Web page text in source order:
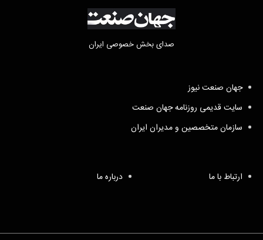
صدای بخش خصوصی ایران
جهان صنعت نیوز
سایت قدیمی روزنامه جهان صنعت
سازمان متخصصین و مدیران ایران
ارتباط با ما درباره ما